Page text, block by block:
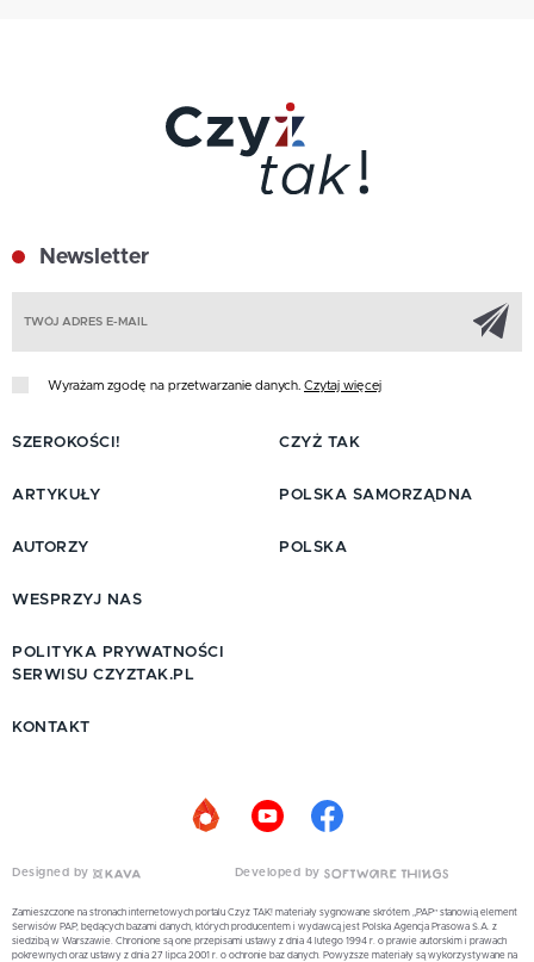
Newsletter
Wyrażam zgodę na przetwarzanie danych. Czytaj więcej
SZEROKOŚCI!
ARTYKUŁY
AUTORZY
CZYŻ TAK
POLSKA SAMORZĄDNA
POLSKA
WESPRZYJ NAS
POLITYKA PRYWATNOŚCI
SERWISU CZYZTAK.PL
KONTAKT
Designed by Developed by
Zamieszczone na stronach internetowych portalu Czyż TAK! materiały sygnowane skrótem „PAP” stanowią element
Serwisów PAP, będących bazami danych, których producentem i wydawcą jest Polska Agencja Prasowa S.A. z
siedzibą w Warszawie. Chronione są one przepisami ustawy z dnia 4 lutego 1994 r. o prawie autorskim i prawach
pokrewnych oraz ustawy z dnia 27 lipca 2001 r. o ochronie baz danych. Powyższe materiały są wykorzystywane na